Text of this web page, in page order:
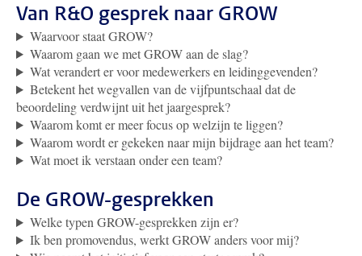
Van R&O gesprek naar GROW
Waarvoor staat GROW?
Waarom gaan we met GROW aan de slag?
Wat verandert er voor medewerkers en leidinggevenden?
Betekent het wegvallen van de vijfpuntschaal dat de
beoordeling verdwijnt uit het jaargesprek?
Waarom komt er meer focus op welzijn te liggen?
Waarom wordt er gekeken naar mijn bijdrage aan het team?
Wat moet ik verstaan onder een team?
De GROW-gesprekken
Welke typen GROW-gesprekken zijn er?
Ik ben promovendus, werkt GROW anders voor mij?